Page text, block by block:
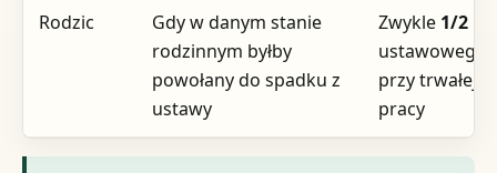
Rodzic
Gdy w danym stanie
rodzinnym byłby
powołany do spadku z
ustawy
Zwykle 1/2
przy trwałej
pracy